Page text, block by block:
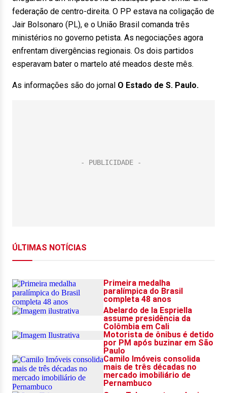
federação de centro-direita. O PP estava na coligação de
Jair Bolsonaro (PL), e o União Brasil comanda três
ministérios no governo petista. As negociações agora
enfrentam divergências regionais. Os dois partidos
esperavam bater o martelo até meados deste mês.
As informações são do jornal O Estado de S. Paulo.